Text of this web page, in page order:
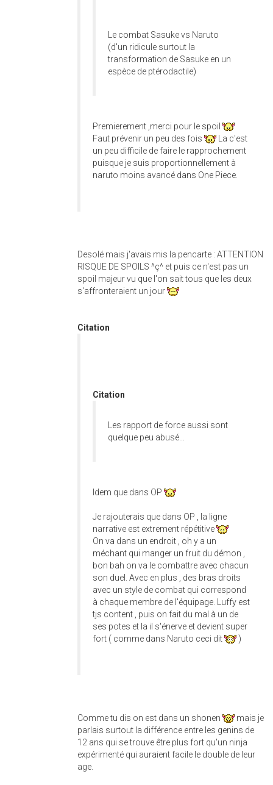
Le combat Sasuke vs Naruto
(d'un ridicule surtout la
transformation de Sasuke en un
espèce de ptérodactile)
Premierement ,merci pour le spoil
Faut prévenir un peu des fois
La c'est
un peu difficile de faire le rapprochement
puisque je suis proportionnellement à
naruto moins avancé dans One Piece.
Desolé mais j'avais mis la pencarte : ATTENTION
RISQUE DE SPOILS ^ç^ et puis ce n'est pas un
spoil majeur vu que l'on sait tous que les deux
s'affronteraient un jour
Citation
Citation
Les rapport de force aussi sont
quelque peu abusé...
Idem que dans OP
Je rajouterais que dans OP , la ligne
narrative est extrement répétitive
On va dans un endroit , oh y a un
méchant qui manger un fruit du démon ,
bon bah on va le combattre avec chacun
son duel. Avec en plus , des bras droits
avec un style de combat qui correspond
à chaque membre de l'équipage. Luffy est
tjs content , puis on fait du mal à un de
ses potes et la il s'énerve et devient super
fort ( comme dans Naruto ceci dit
)
Comme tu dis on est dans un shonen
mais je
parlais surtout la différence entre les genins de
12 ans qui se trouve être plus fort qu'un ninja
expérimenté qui auraient facile le double de leur
age.